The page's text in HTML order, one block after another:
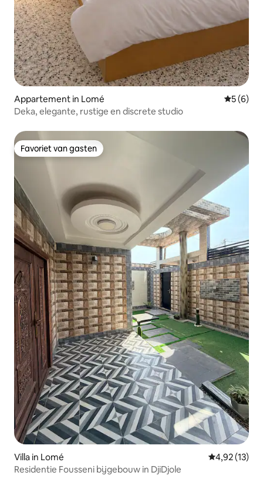
Appartement in Lomé
5 (6)
Deka, elegante, rustige en discrete studio
Favoriet van gasten
Favoriet van gasten
Villa in Lomé Gemiddelde
4,92 (13)
Residentie Fousseni bijgebouw in DjiDjole